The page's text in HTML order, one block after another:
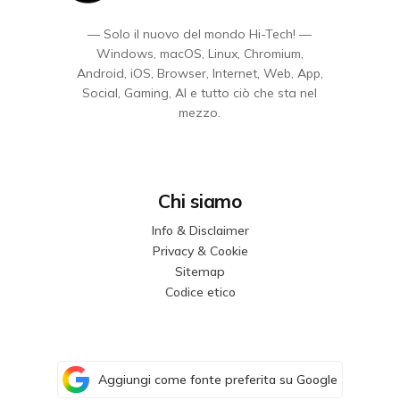
— Solo il nuovo del mondo Hi-Tech! —
Windows, macOS, Linux, Chromium,
Android, iOS, Browser, Internet, Web, App,
Social, Gaming, AI e tutto ciò che sta nel
mezzo.
Chi siamo
Info & Disclaimer
Privacy & Cookie
Sitemap
Codice etico
Aggiungi come fonte preferita su Google